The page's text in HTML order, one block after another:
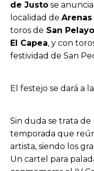
de Justo se
localidad de
toros de San Pelayo
El Capea, y con
festividad de San
El festejo se dará a
Sin duda se trata
temporada que
artista, siendo los
Un cartel para